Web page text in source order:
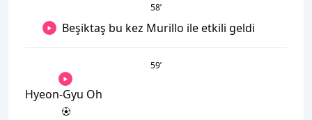
58’
Beşiktaş bu kez Murillo ile etkili geldi
59’
Hyeon-Gyu Oh